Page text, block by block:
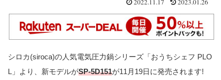
2022.11.17 2023.01.26
シロカ(siroca)の人気電気圧力鍋シリーズ「おうちシェフ PLO
L」より、新モデルがSP-5D151が11月19日に発売されます!